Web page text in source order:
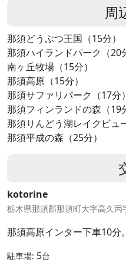
周
那須どうぶつ王国（15分）
那須ハイランドパーク（20
南ヶ丘牧場（15分）
那須高原（15分）
那須サファリパーク（17分）
那須フィンランドの森（19
那須りんどう湖レイクビュ
那須平成の森（25分）
kotorine
栃木県那須郡那須町大字高久
那須高原インター下車10分。
駐車場: 5台